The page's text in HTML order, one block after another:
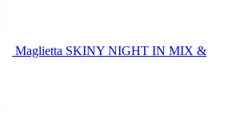
Maglietta SKINY NIGHT IN MIX &